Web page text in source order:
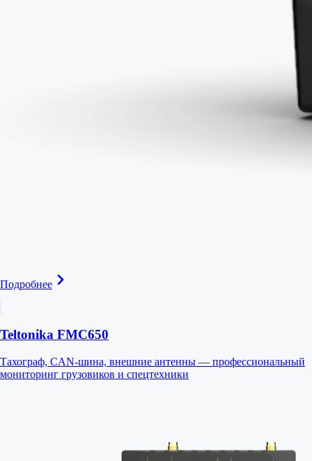
Подробнее
Teltonika FMC650
Тахограф, CAN-шина, внешние антенны — профессиональный
мониторинг грузовиков и спецтехники